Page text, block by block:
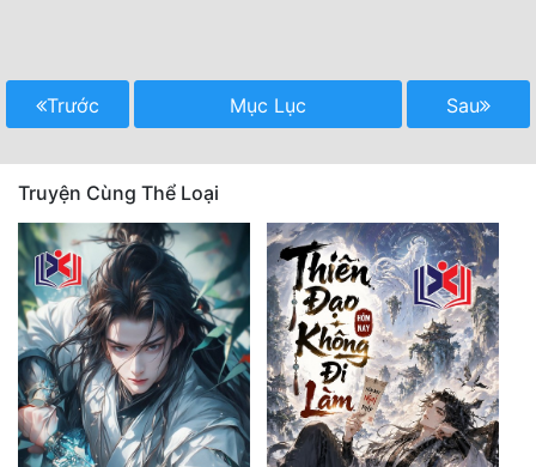
Trước Mục Lục Sau
Truyện Cùng Thể Loại